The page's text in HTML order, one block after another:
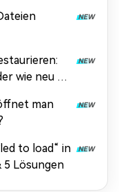
wie neu –
man
to load“ in
5 Lösungen